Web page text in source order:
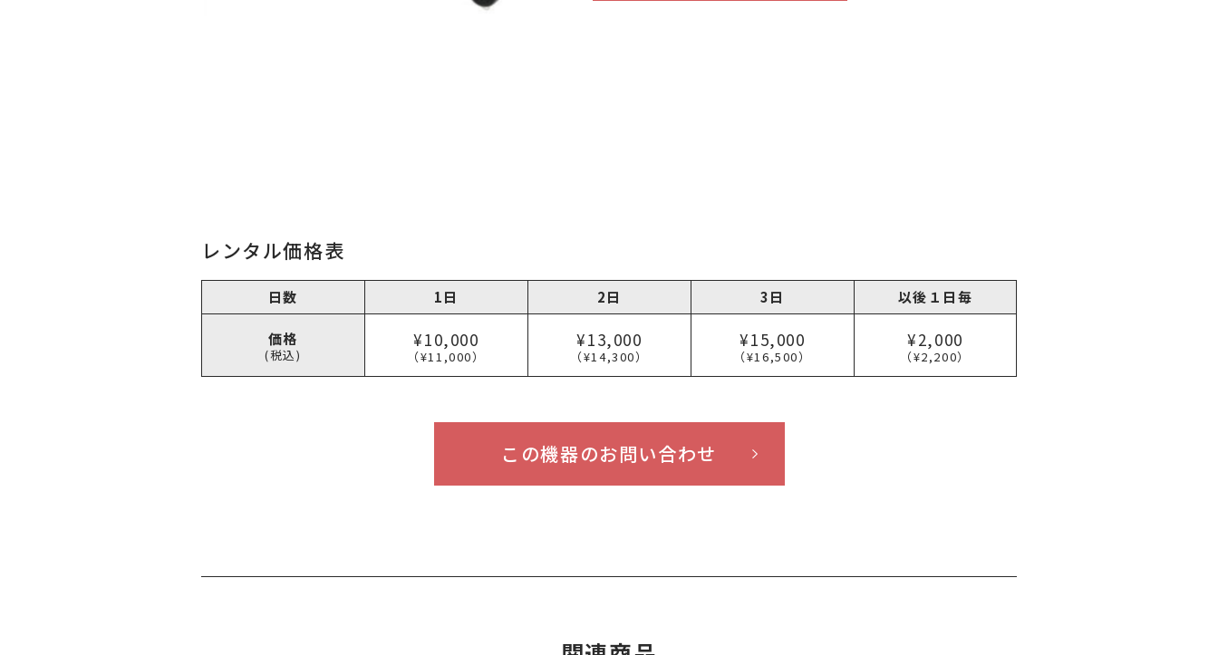
レンタル価格表
日数 1日 2日 3日 以後１日毎
価格
(税込)
¥10,000
（¥11,000）
¥13,000
（¥14,300）
¥15,000
（¥16,500）
¥2,000
（¥2,200）
この機器のお問い合わせ